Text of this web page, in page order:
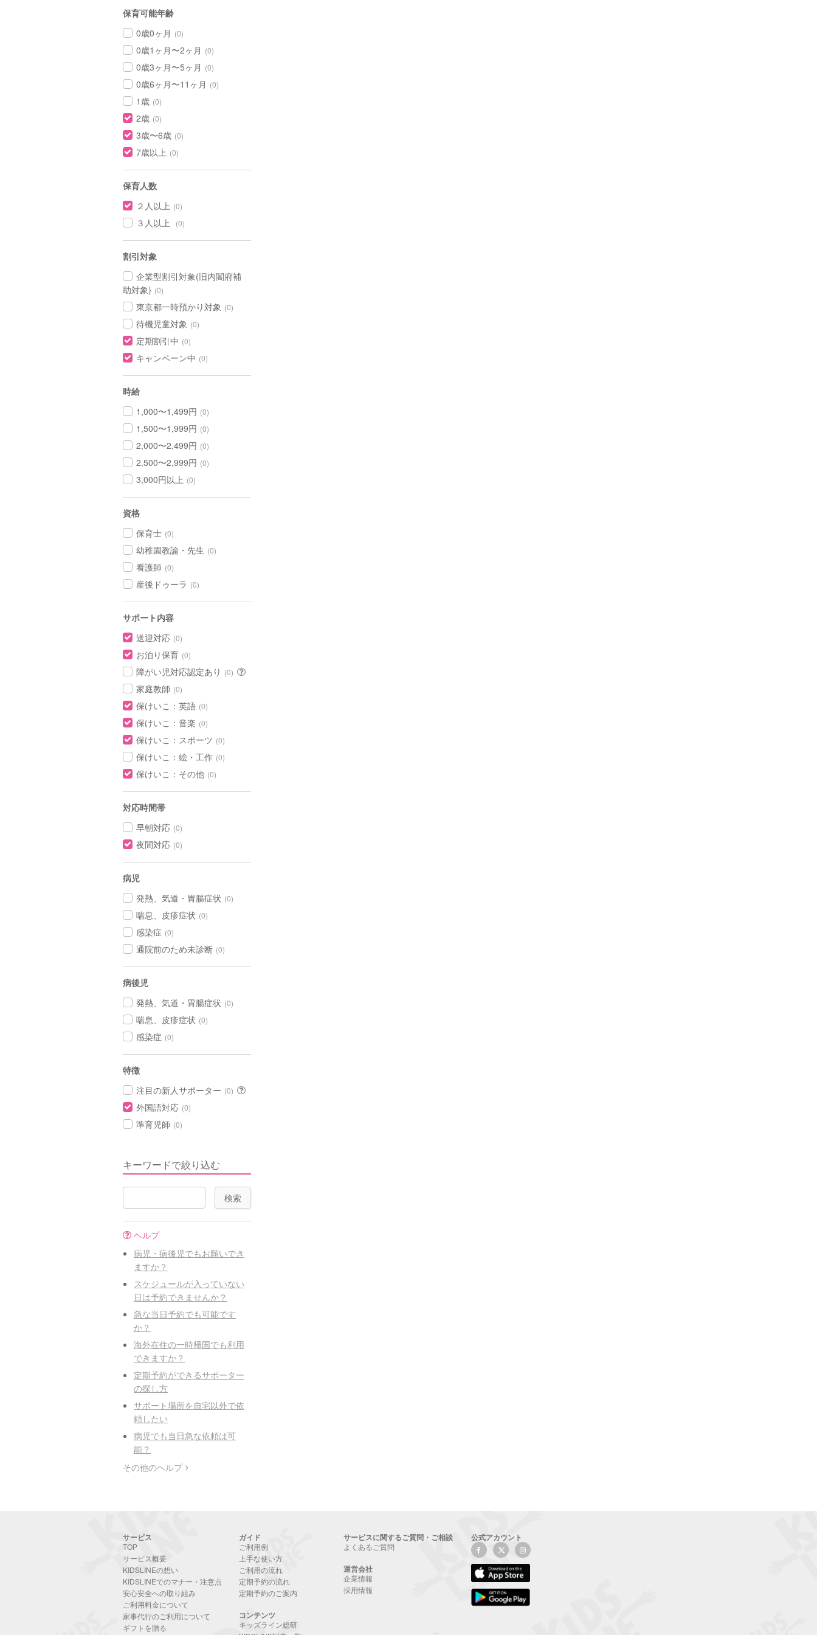
保育可能年齢
0歳0ヶ月 (0)
0歳1ヶ月〜2ヶ月 (0)
0歳3ヶ月〜5ヶ月 (0)
0歳6ヶ月〜11ヶ月 (0)
1歳 (0)
2歳 (0)
3歳〜6歳 (0)
7歳以上 (0)
保育人数
２人以上 (0)
３人以上 (0)
割引対象
企業型割引対象(旧内閣府補
助対象) (0)
東京都一時預かり対象 (0)
待機児童対象 (0)
定期割引中 (0)
キャンペーン中 (0)
時給
1,000〜1,499円 (0)
1,500〜1,999円 (0)
2,000〜2,499円 (0)
2,500〜2,999円 (0)
3,000円以上 (0)
資格
保育士 (0)
幼稚園教諭・先生 (0)
看護師 (0)
産後ドゥーラ (0)
サポート内容
送迎対応 (0)
お泊り保育 (0)
障がい児対応認定あり (0)
家庭教師 (0)
保けいこ：英語 (0)
保けいこ：音楽 (0)
保けいこ：スポーツ (0)
保けいこ：絵・工作 (0)
保けいこ：その他 (0)
対応時間帯
早朝対応 (0)
夜間対応 (0)
病児
発熱、気道・胃腸症状 (0)
喘息、皮疹症状 (0)
感染症 (0)
通院前のため未診断 (0)
病後児
発熱、気道・胃腸症状 (0)
喘息、皮疹症状 (0)
感染症 (0)
特徴
注目の新人サポーター (0)
外国語対応 (0)
準育児師 (0)
キーワードで絞り込む
ヘルプ
病児・病後児でもお願いでき
ますか？
スケジュールが入っていない
日は予約できませんか？
急な当日予約でも可能です
か？
海外在住の一時帰国でも利用
できますか？
定期予約ができるサポーター
の探し方
サポート場所を自宅以外で依
頼したい
病児でも当日急な依頼は可
能？
その他のヘルプ
サービス
TOP
サービス概要
KIDSLINEの想い
KIDSLINEでのマナー・注意点
安心安全への取り組み
ご利用料金について
家事代行のご利用について
ギフトを贈る
ガイド
ご利用例
上手な使い方
ご利用の流れ
定期予約の流れ
定期予約のご案内
コンテンツ
キッズライン総研
サービスに関するご質問・ご相談
よくあるご質問
運営会社
企業情報
採用情報
公式アカウント